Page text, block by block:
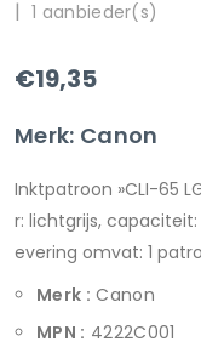
| 1 aanbieder(s)
€19,35
Merk: Canon
Inktpatroon »CLI-65
r: lichtgrijs,
evering omvat: 1
Merk : Canon
MPN : 4222C001